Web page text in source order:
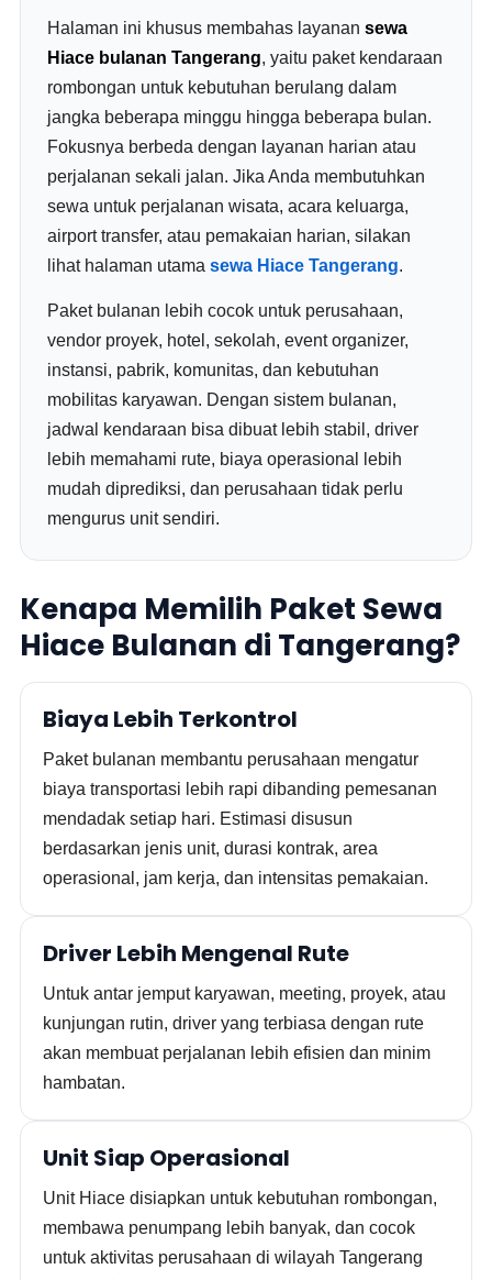
Halaman ini khusus membahas layanansewa
Hiace bulanan Tangerang, yaitu paket kendaraan
rombongan untuk kebutuhan berulang dalam
jangka beberapa minggu hingga beberapa bulan.
Fokusnya berbeda dengan layanan harian atau
perjalanan sekali jalan. Jika Anda membutuhkan
sewa untuk perjalanan wisata, acara keluarga,
airport transfer, atau pemakaian harian, silakan
lihat halaman utamasewa Hiace Tangerang.
Paket bulanan lebih cocok untuk perusahaan,
vendor proyek, hotel, sekolah, event organizer,
instansi, pabrik, komunitas, dan kebutuhan
mobilitas karyawan. Dengan sistem bulanan,
jadwal kendaraan bisa dibuat lebih stabil, driver
lebih memahami rute, biaya operasional lebih
mudah diprediksi, dan perusahaan tidak perlu
mengurus unit sendiri.
Kenapa Memilih Paket Sewa
Hiace Bulanan di Tangerang?
Biaya Lebih Terkontrol
Paket bulanan membantu perusahaan mengatur
biaya transportasi lebih rapi dibanding pemesanan
mendadak setiap hari. Estimasi disusun
berdasarkan jenis unit, durasi kontrak, area
operasional, jam kerja, dan intensitas pemakaian.
Driver Lebih Mengenal Rute
Untuk antar jemput karyawan, meeting, proyek, atau
kunjungan rutin, driver yang terbiasa dengan rute
akan membuat perjalanan lebih efisien dan minim
hambatan.
Unit Siap Operasional
Unit Hiace disiapkan untuk kebutuhan rombongan,
membawa penumpang lebih banyak, dan cocok
untuk aktivitas perusahaan di wilayah Tangerang